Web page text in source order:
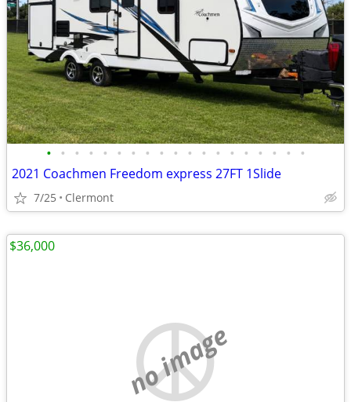
• • • • • • • • • • • • • • • • • • •
2021 Coachmen Freedom express 27FT 1Slide
7/25 Clermont
no image
$36,000